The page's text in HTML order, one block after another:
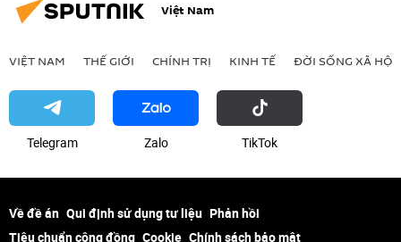
Việt Nam
VIỆT NAM THẾ GIỚI CHÍNH TRỊ KINH TẾ ĐỜI SỐNG XÃ HỘI
Telegram Zalo ТikТоk
Về đề án Qui định sử dụng tư liệu Phản hồi
Tiêu chuẩn cộng đồng Cookie Chính sách bảo mật